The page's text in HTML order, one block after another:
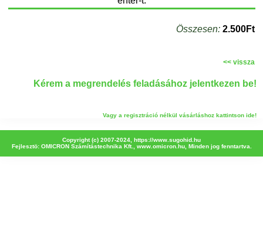
Összesen: 2.500Ft
<< vissza
Kérem a megrendelés feladásához jelentkezen be!
Vagy a regisztráció nélkül vásárláshoz kattintson ide!
Copyright (c) 2007-2024, https://www.sugohid.hu
Fejlesztö: OMICRON Számítástechnika Kft., www.omicron.hu, Minden jog fenntartva.